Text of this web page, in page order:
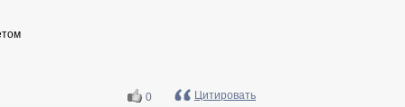
0 Цитировать